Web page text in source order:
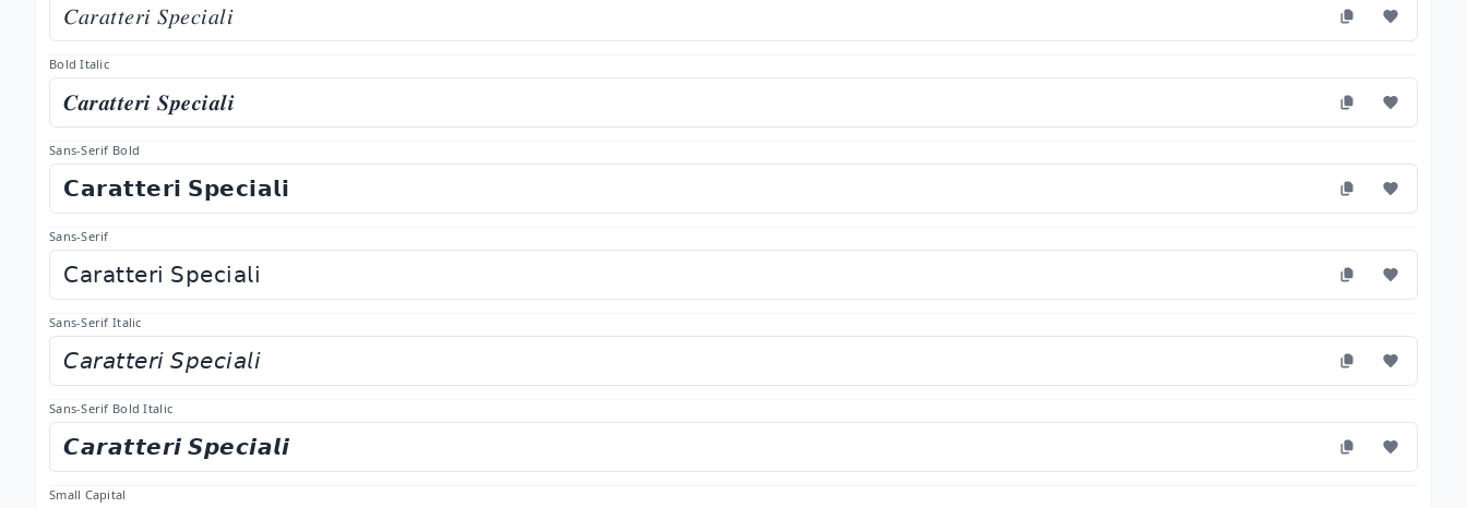
𝐶𝑎𝑟𝑎𝑡𝑡𝑒𝑟𝑖 𝑆𝑝𝑒𝑐𝑖𝑎𝑙𝑖
Bold Italic
𝑪𝒂𝒓𝒂𝒕𝒕𝒆𝒓𝒊 𝑺𝒑𝒆𝒄𝒊𝒂𝒍𝒊
Sans-Serif Bold
𝗖𝗮𝗿𝗮𝘁𝘁𝗲𝗿𝗶 𝗦𝗽𝗲𝗰𝗶𝗮𝗹𝗶
Sans-Serif
𝖢𝖺𝗋𝖺𝗍𝗍𝖾𝗋𝗂 𝖲𝗉𝖾𝖼𝗂𝖺𝗅𝗂
Sans-Serif Italic
𝘊𝘢𝘳𝘢𝘵𝘵𝘦𝘳𝘪 𝘚𝘱𝘦𝘤𝘪𝘢𝘭𝘪
Sans-Serif Bold Italic
𝘾𝙖𝙧𝙖𝙩𝙩𝙚𝙧𝙞 𝙎𝙥𝙚𝙘𝙞𝙖𝙡𝙞
Small Capital